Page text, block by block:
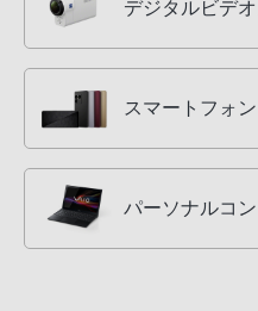
デジタルビデ
スマートフォ
パーソナルコ